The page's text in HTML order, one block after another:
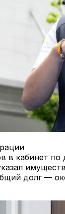
кабинет по
долг —